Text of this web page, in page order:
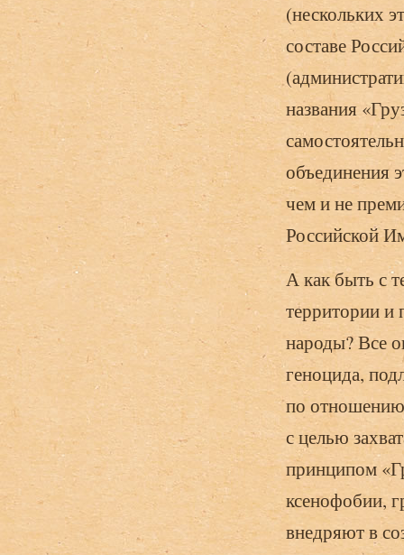
(нескольких
составе
названия
объединения
чем и не
Российской
А как быть с
территории и
народы? Все
геноцида,
по отношению
с целью
принципом
ксенофобии,
внедряют в